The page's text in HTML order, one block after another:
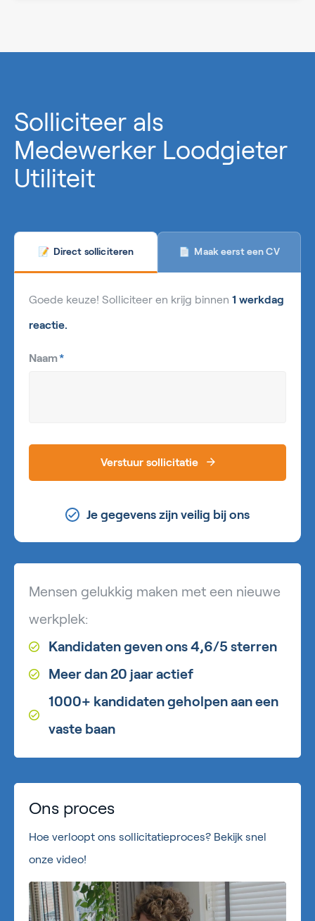
Solliciteer als
Medewerker Loodgieter
Utiliteit
📝 Direct solliciteren 📄 Maak eerst een CV
Goede keuze! Solliciteer en krijg binnen 1 werkdag
reactie.
Naam*
Verstuur sollicitatie
Je gegevens zijn veilig bij ons
Mensen gelukkig maken met een nieuwe
werkplek:
Kandidaten geven ons 4,6/5 sterren
Meer dan 20 jaar actief
1000+ kandidaten geholpen aan een
vaste baan
Ons proces
Hoe verloopt ons sollicitatieproces? Bekijk snel
onze video!